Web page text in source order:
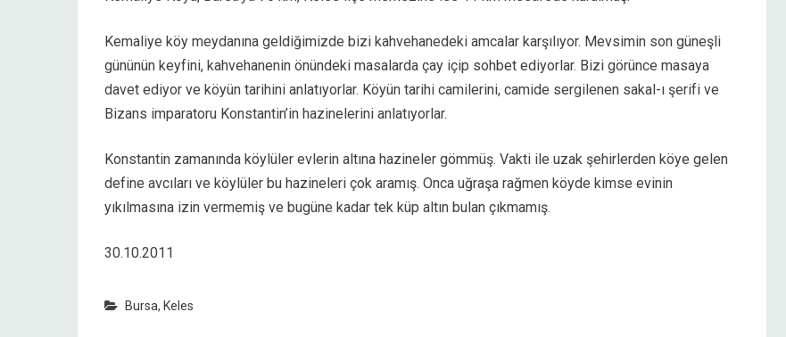
Kemaliye köy meydanına geldiğimizde bizi kahvehanedeki amcalar karşılıyor. Mevsimin son güneşli
gününün keyfini, kahvehanenin önündeki masalarda çay içip sohbet ediyorlar. Bizi görünce masaya
davet ediyor ve köyün tarihini anlatıyorlar. Köyün tarihi camilerini, camide sergilenen sakal-ı şerifi ve
Bizans imparatoru Konstantin’in hazinelerini anlatıyorlar.
Konstantin zamanında köylüler evlerin altına hazineler gömmüş. Vakti ile uzak şehirlerden köye gelen
define avcıları ve köylüler bu hazineleri çok aramış. Onca uğraşa rağmen köyde kimse evinin
yıkılmasına izin vermemiş ve bugüne kadar tek küp altın bulan çıkmamış.
30.10.2011
Bursa, Keles